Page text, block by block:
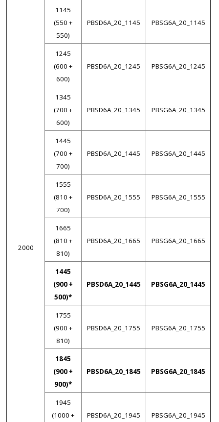
2000
1145
(550 +
550)
PBSD6A_20_1145 PBSG6A_20_1145
1245
(600 +
600)
PBSD6A_20_1245 PBSG6A_20_1245
1345
(700 +
600)
PBSD6A_20_1345 PBSG6A_20_1345
1445
(700 +
700)
PBSD6A_20_1445 PBSG6A_20_1445
1555
(810 +
700)
PBSD6A_20_1555 PBSG6A_20_1555
1665
(810 +
810)
PBSD6A_20_1665 PBSG6A_20_1665
1445
(900 +
500)*
PBSD6A_20_1445 PBSG6A_20_1445
1755
(900 +
810)
PBSD6A_20_1755 PBSG6A_20_1755
1845
(900 +
900)*
PBSD6A_20_1845 PBSG6A_20_1845
1945
(1000 +
PBSD6A_20_1945 PBSG6A_20_1945